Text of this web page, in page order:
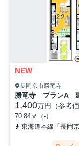
NEW
長岡京市勝竜寺
勝竜寺 プランA
1,400万円（参考価
70.84㎡（-）
東海道本線「長岡